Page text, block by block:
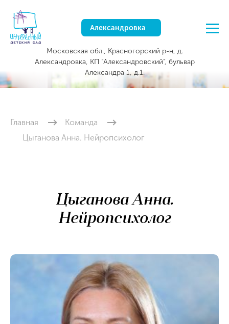
Александровка
Московская обл., Красногорский р-н, д.
Александровка, КП “Александровский”, бульвар
Александра 1, д.1.
Главная
Команда
Цыганова Анна. Нейропсихолог
Цыганова Анна.
Нейропсихолог